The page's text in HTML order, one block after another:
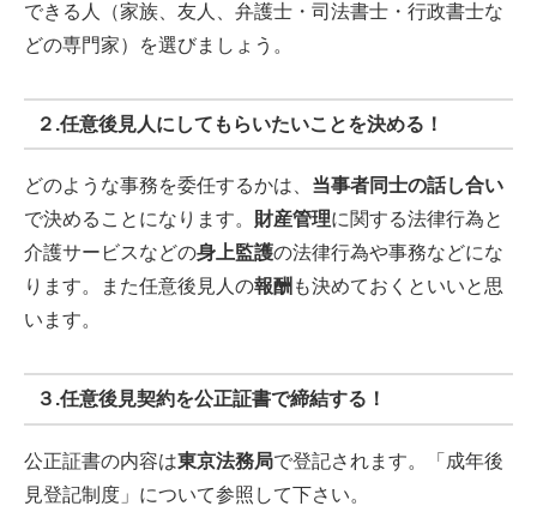
できる人（家族、友人、弁護士・司法書士・行政書士な
どの専門家）を選びましょう。
２.任意後見人にしてもらいたいことを決める！
どのような事務を委任するかは、 当事者同士の話し合い
で決めることになります。 財産管理に関する法律行為と
介護サービスなどの身上監護の法律行為や事務などにな
ります。また任意後見人の報酬 も決めておくといいと思
います。
３.任意後見契約を公正証書で締結する！
公正証書の内容は東京法務局で登記されます。「成年後
見登記制度」について参照して下さい。